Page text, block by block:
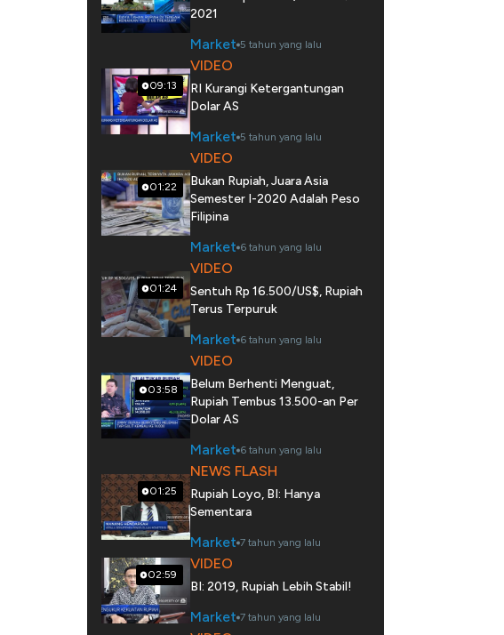
2021
Market 5 tahun yang lalu
09:13
VIDEO
RI Kurangi Ketergantungan
Dolar AS
Market 5 tahun yang lalu
01:22
VIDEO
Bukan Rupiah, Juara Asia
Semester I-2020 Adalah Peso
Filipina
Market 6 tahun yang lalu
01:24
VIDEO
Sentuh Rp 16.500/US$, Rupiah
Terus Terpuruk
Market 6 tahun yang lalu
03:58
VIDEO
Belum Berhenti Menguat,
Rupiah Tembus 13.500-an Per
Dolar AS
Market 6 tahun yang lalu
01:25
NEWS FLASH
Rupiah Loyo, BI: Hanya
Sementara
Market 7 tahun yang lalu
02:59
VIDEO
BI: 2019, Rupiah Lebih Stabil!
Market 7 tahun yang lalu